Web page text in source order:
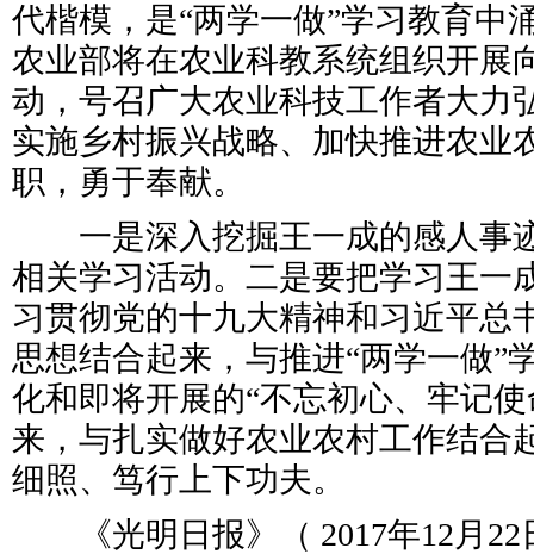
代楷模，是“两学一做”学习教育中
农业部将在农业科教系统组织开展
动，号召广大农业科技工作者大力
实施乡村振兴战略、加快推进农业
职，勇于奉献。
一是深入挖掘王一成的感人事
相关学习活动。二是要把学习王一
习贯彻党的十九大精神和习近平总
思想结合起来，与推进“两学一做”
化和即将开展的“不忘初心、牢记
来，与扎实做好农业农村工作结合
细照、笃行上下功夫。
《光明日报》（ 2017年12月22